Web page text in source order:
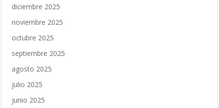
diciembre 2025
noviembre 2025
octubre 2025
septiembre 2025
agosto 2025
julio 2025
junio 2025